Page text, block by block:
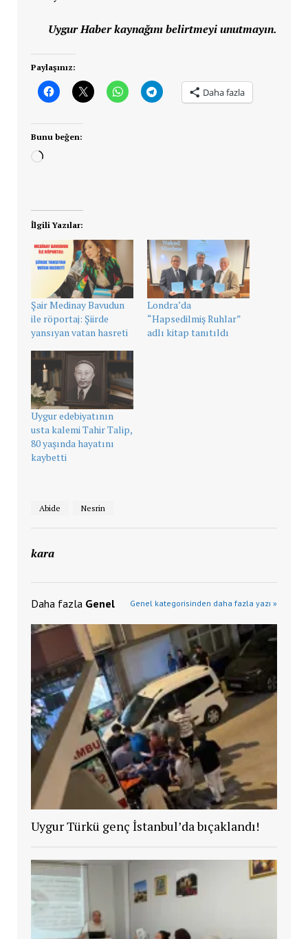
Uygur Haber kaynağını belirtmeyi unutmayın.
Paylaşınız:
Daha fazla
Bunu beğen:
Yükleniyor...
İlgili Yazılar:
Şair Medinay Bavudun
ile röportaj: Şiirde
yansıyan vatan hasreti
Londra’da
“Hapsedilmiş Ruhlar”
adlı kitap tanıtıldı
Uygur edebiyatının
usta kalemi Tahir Talip,
80 yaşında hayatını
kaybetti
Abide Nesrin
kara
Daha fazla Genel Genel kategorisinden daha fazla yazı »
Uygur Türkü genç İstanbul’da bıçaklandı!